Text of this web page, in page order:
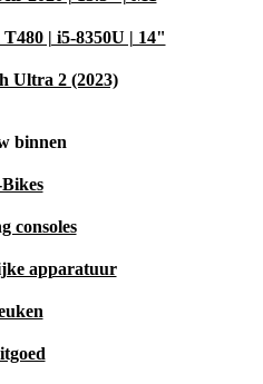
| i5-8350U | 14"
Ultra 2 (2023)
binnen
consoles
apparatuur